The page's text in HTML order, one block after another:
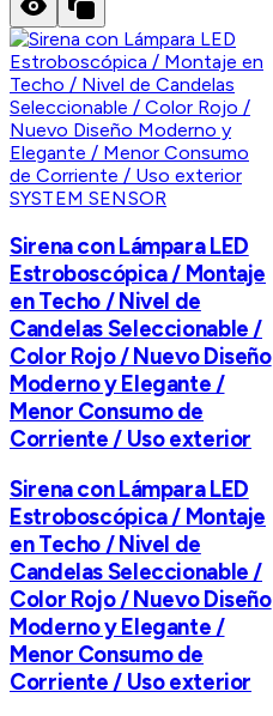
SYSTEM SENSOR
Sirena con Lámpara LED
Estroboscópica / Montaje
en Techo / Nivel de
Candelas Seleccionable /
Color Rojo / Nuevo Diseño
Moderno y Elegante /
Menor Consumo de
Corriente / Uso exterior
Sirena con Lámpara LED
Estroboscópica / Montaje
en Techo / Nivel de
Candelas Seleccionable /
Color Rojo / Nuevo Diseño
Moderno y Elegante /
Menor Consumo de
Corriente / Uso exterior